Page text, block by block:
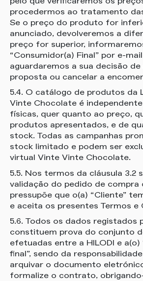
procedermos ao tratamento
Se o preço do produto for
anunciado, devolveremos a
preço for superior,
“Consumidor(a) Final” por e-
aguardaremos a sua decisão
proposta ou cancelar a
5.4. O catálogo de produtos da
Vinte Chocolate é
físicas, quer quanto ao preço,
produtos apresentados, e de
stock. Todas as campanhas
stock limitado e podem ser
virtual Vinte Vinte Chocolate.
5.5. Nos termos da cláusula 3.2
validação do pedido de compra
pressupõe que o(a) “Cliente”
e aceita os presentes Termos e
5.6. Todos os dados registados
constituem prova do conjunto
efetuadas entre a HILODI e a(o)
final”, sendo da
arquivar o documento
formalize o contrato,